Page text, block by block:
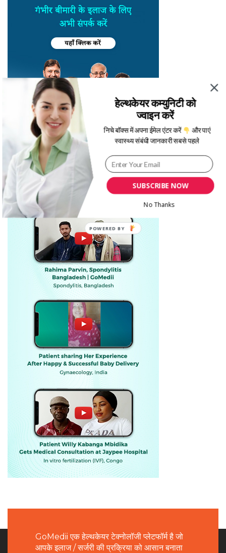
GoMedii एक हेल्थकेयर टेक्नोलॉजी प्लेटफॉर्म है जो
आपके इलाज / सर्जरी की प्रक्रिया को आसान बनाता
SUBSCRIBE NOW
हेल्थकेयर कम्युनिटी को
ज्वाइन करें
निचे बॉक्स में अपना ईमेल एंटर करें
और पाएं
स्वास्थ्य संबंधी जानकारी सबसे पहले
No Thanks
POWERED BY